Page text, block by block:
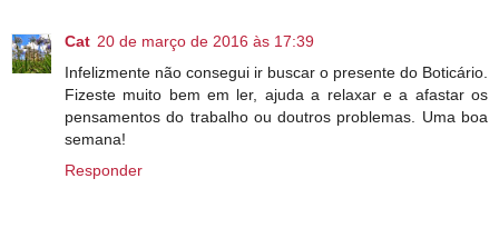
Cat 20 de março de 2016 às 17:39
Infelizmente não consegui ir buscar o presente do Boticário.
Fizeste muito bem em ler, ajuda a relaxar e a afastar os
pensamentos do trabalho ou doutros problemas. Uma boa
semana!
Responder